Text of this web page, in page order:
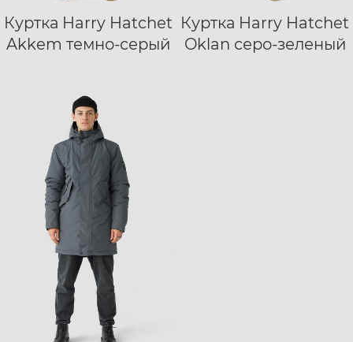
Куртка Harry Hatchet
Akkem темно-серый
XS S M
L
XL
XXL
Куртка Harry Hatchet
Oklan серо-зеленый
XS S M
L
XL
XXL